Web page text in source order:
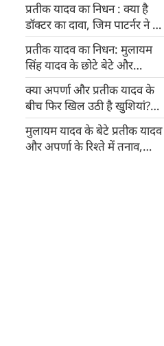
प्रतीक यादव का निधन : क्या है
डॉक्टर का दावा, जिम पाटर्नर ने भी
किया बड़ा खुलासा
प्रतीक यादव का निधन: मुलायम
सिंह यादव के छोटे बेटे और
अखिलेश यादव के भाई ने लखनऊ
में ली अंतिम सांस
क्या अपर्णा और प्रतीक यादव के
बीच फिर खिल उठी है खुशियां?
आइसलैंड में पिघली कड़वाहट,
यूरोप की ठंडी हवाओं ने लगाया
मरहम
मुलायम यादव के बेटे प्रतीक यादव
और अपर्णा के रिश्ते में तनाव,